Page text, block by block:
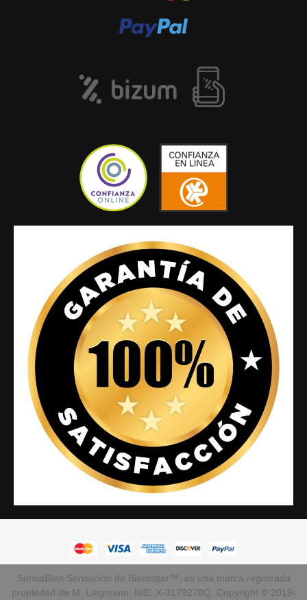
SensaBien Sensación de Bienestar™, es una marca registrada
propiedad de M. Liegmann. NIE: X-0179278Q. Copyright © 2019-